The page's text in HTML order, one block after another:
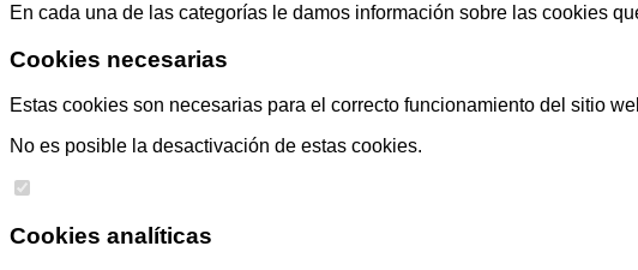
En cada una de las categorías le damos información sobre las cookies
Cookies necesarias
Estas cookies son necesarias para el correcto funcionamiento del sitio
No es posible la desactivación de estas cookies.
Cookies analíticas